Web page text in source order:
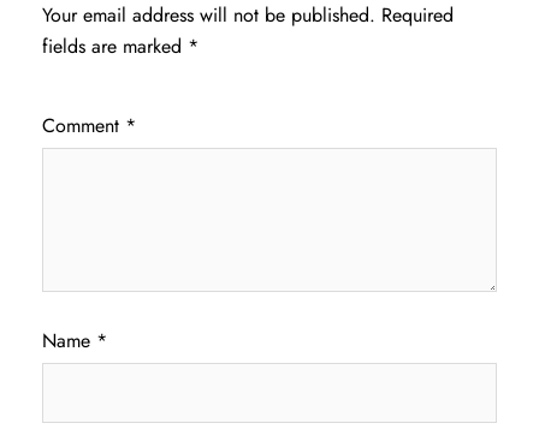
Your email address will not be published. Required
fields are marked *
Comment *
Name *